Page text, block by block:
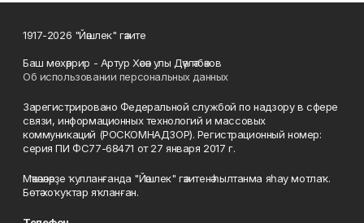
1917-2026 "Йәшлек" гәзите
Баш мөхәррир - Артур Хәсән улы Дәүләтбәков
Об использовании персональных данных
Зарегистрировано Федеральной службой по надзору в сфере
связи, информационных технологий и массовых
коммуникаций (РОСКОМНАДЗОР). Регистрационный номер:
серия ПИ ФС77-68471 от 27 января 2017 г.
Мәҡәләләрҙе ҡулланғанда "Йәшлек" гәзитенә һылтанма яһау мотлаҡ.
Бөтә хоҡуҡтар яҡланған.